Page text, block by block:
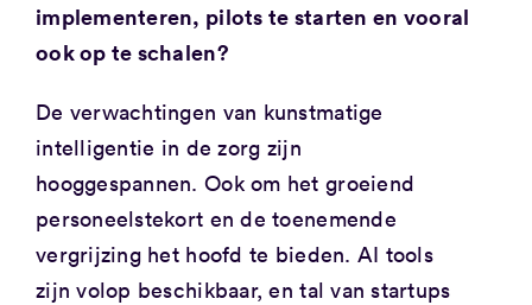
implementeren, pilots te starten en vooral
ook op te schalen?
De verwachtingen van kunstmatige
intelligentie in de zorg zijn
hooggespannen. Ook om het groeiend
personeelstekort en de toenemende
vergrijzing het hoofd te bieden. AI tools
zijn volop beschikbaar, en tal van startups